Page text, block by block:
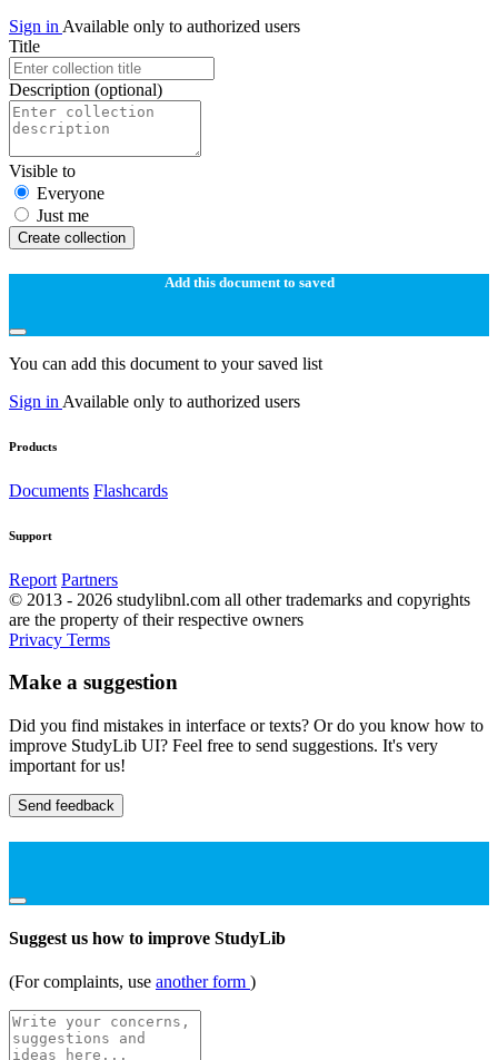
Sign in Available only to authorized users
Title
Description (optional)
Visible to
Everyone
Just me
Create collection
Add this document to saved
You can add this document to your saved list
Sign in Available only to authorized users
Products
Documents Flashcards
Support
Report Partners
© 2013 - 2026 studylibnl.com all other trademarks and copyrights
are the property of their respective owners
Privacy Terms
Make a suggestion
Did you find mistakes in interface or texts? Or do you know how to
improve StudyLib UI? Feel free to send suggestions. It's very
important for us!
Send feedback
Suggest us how to improve StudyLib
(For complaints, use another form )